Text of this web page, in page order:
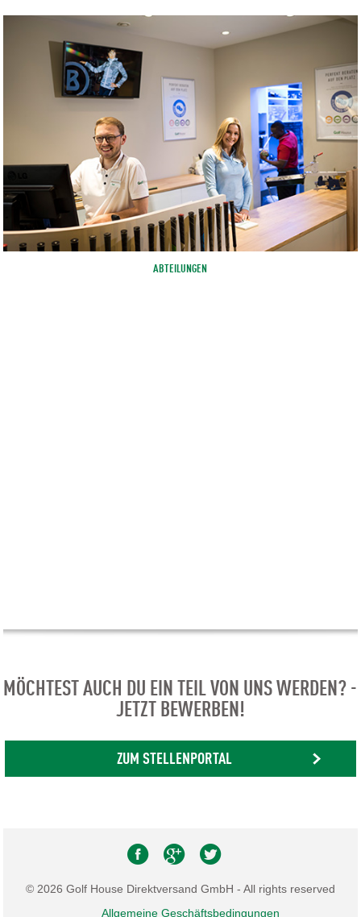
ABTEILUNGEN
MÖCHTEST AUCH DU EIN TEIL VON UNS WERDEN? -
JETZT BEWERBEN!
ZUM STELLENPORTAL
© 2026 Golf House Direktversand GmbH - All rights reserved
Allgemeine Geschäftsbedingungen